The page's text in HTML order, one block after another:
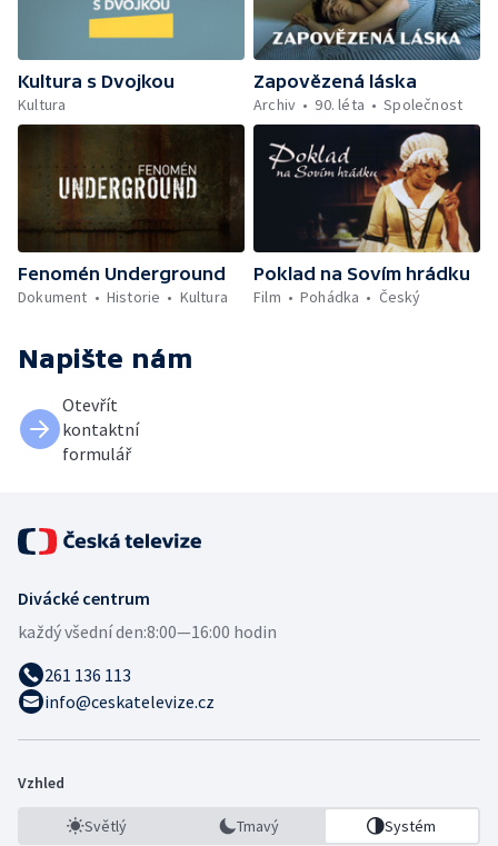
Kultura s Dvojkou
Kultura
Zapovězená láska
Archiv
90. léta Společnost
Fenomén Underground
Dokument
Historie Kultura
Poklad na Sovím hrádku
Film
Pohádka Český
Napište nám
Otevřít
kontaktní
formulář
Divácké centrum
každý všední den:8:00—16:00 hodin
261 136 113
info@ceskatelevize.cz
Vzhled
Světlý Tmavý Systém